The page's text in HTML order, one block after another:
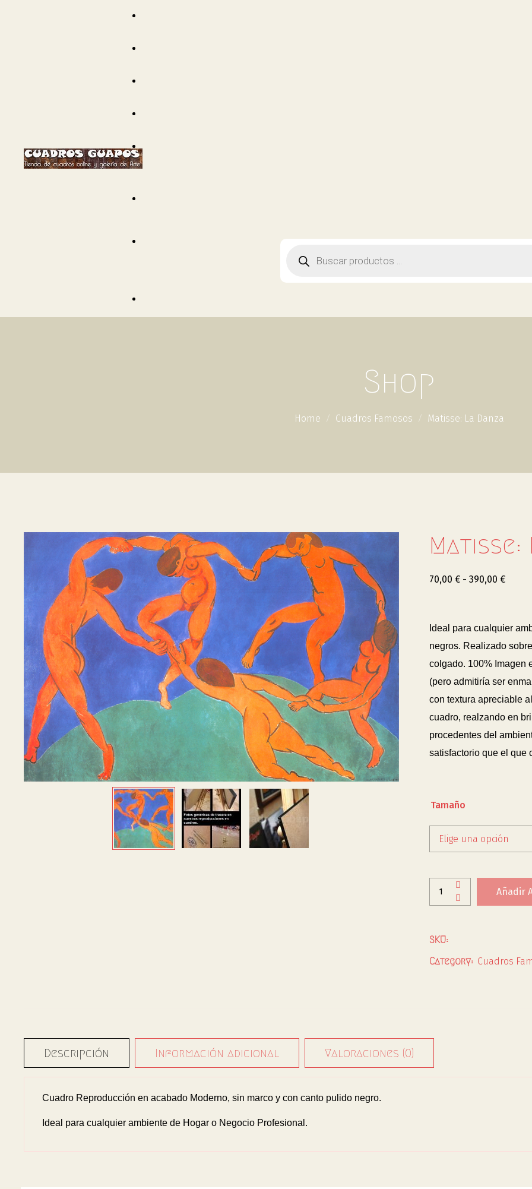
Shop
Home Cuadros Famosos Matisse: La Danza
Matisse:
70,00 € - 390,00 €
Ideal para cualquier
negros. Realizado
colgado. 100% Imagen
(pero admitiría ser
con textura apreciable
cuadro, realzando en
procedentes del
satisfactorio que el que
Tamaño
Elige una opción
Añadir
SKU:
Category: Cuadros
Descripción Información adicional Valoraciones (0)
Cuadro Reproducción en acabado Moderno, sin marco y con canto pulido negro.
Ideal para cualquier ambiente de Hogar o Negocio Profesional.